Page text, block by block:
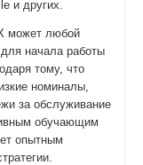
и других.
может любой
начала работы
тому, что
номиналы,
за обслуживание
обучающим
опытным